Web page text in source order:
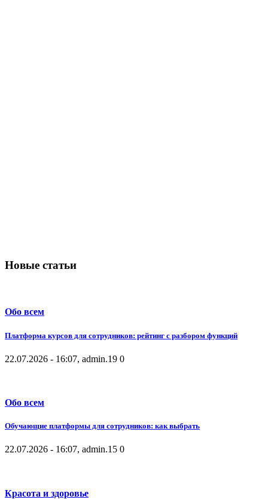
Новые статьи
Обо всем
Платформа курсов для сотрудников: рейтинг с разбором функций
22.07.2026 - 16:07, admin.19 0
Обо всем
Обучающие платформы для сотрудников: как выбрать
22.07.2026 - 16:07, admin.15 0
Красота и здоровье